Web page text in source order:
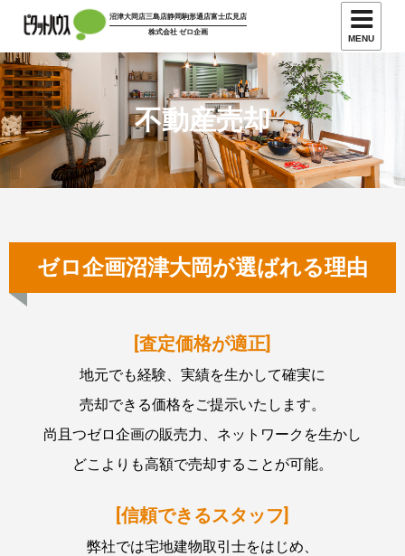
沼津大岡店三島店静岡駒形通店富士広見店
株式会社 ゼロ企画
MENU
不動産売却
ゼロ企画沼津大岡が選ばれる理由
[査定価格が適正]
地元でも経験、実績を生かして確実に
売却できる価格をご提示いたします。
尚且つゼロ企画の販売力、ネットワークを生かし
どこよりも高額で売却することが可能。
[信頼できるスタッフ]
弊社では宅地建物取引士をはじめ、